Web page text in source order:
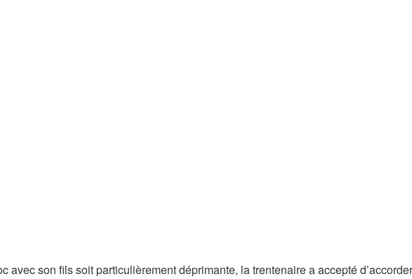
avec son fils soit particulièrement déprimante, la trentenaire a accepté